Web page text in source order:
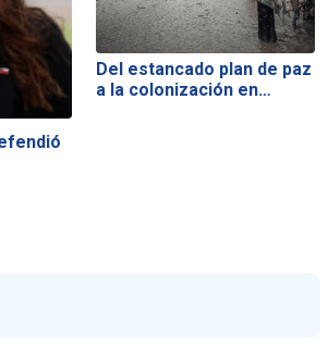
Del estancado plan de paz
a la colonización en…